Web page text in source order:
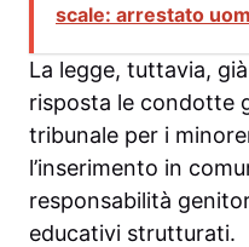
scale: arrestato
La legge, tuttavia,
risposta le condotte
tribunale per i
l’inserimento in
responsabilità
educativi strutturati.